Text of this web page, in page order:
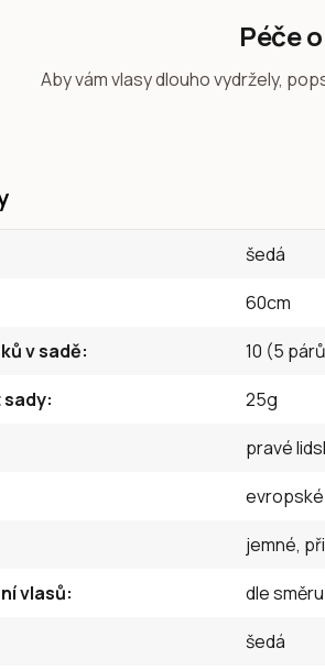
Péče
Aby vám vlasy dlouho vydržely,
šedá
60cm
v sadě
10 (5
25g
pravé
evropské
jemné,
vlasů
dle
šedá